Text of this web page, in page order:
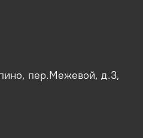
пер.Межевой, д.3,